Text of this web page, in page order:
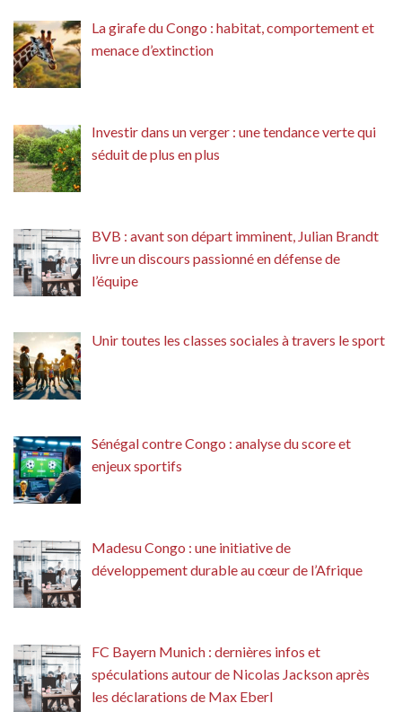
La girafe du Congo : habitat, comportement et
menace d’extinction
Investir dans un verger : une tendance verte qui
séduit de plus en plus
BVB : avant son départ imminent, Julian Brandt
livre un discours passionné en défense de
l’équipe
Unir toutes les classes sociales à travers le sport
Sénégal contre Congo : analyse du score et
enjeux sportifs
Madesu Congo : une initiative de
développement durable au cœur de l’Afrique
FC Bayern Munich : dernières infos et
spéculations autour de Nicolas Jackson après
les déclarations de Max Eberl